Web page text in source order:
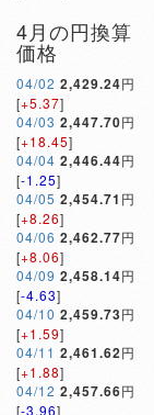
4月の円換算
価格
04/02 2,429.24円
[+5.37]
04/03 2,447.70円
[+18.45]
04/04 2,446.44円
[-1.25]
04/05 2,454.71 円
[+8.26]
04/06 2,462.77円
[+8.06]
04/09 2,458.14円
[-4.63]
04/10 2,459.73円
[+1.59]
04/11 2,461.62円
[+1.88]
04/12 2,457.66円
[-3.96]